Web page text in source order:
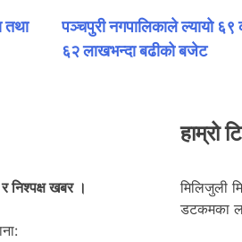
तथा
पञ्चपुरी नगपालिकाले ल्यायो ६९
६२ लाखभन्दा बढीको बजेट
खबर ।
हाम्रो
मिलिजुली
डटकमका